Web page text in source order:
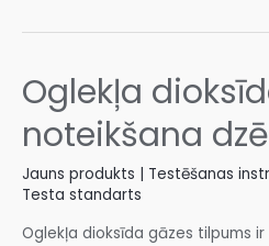
Oglekļa
noteikšana
Jauns produkts | Testēšanas
Testa standarts
Oglekļa dioksīda gāzes tilpums